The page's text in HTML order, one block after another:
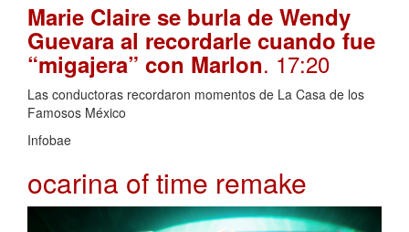
Marie Claire se burla de Wendy
Guevara al recordarle cuando fue
“migajera” con Marlon. 17:20
Las conductoras recordaron momentos de La Casa de los
Famosos México
Infobae
ocarina of time remake